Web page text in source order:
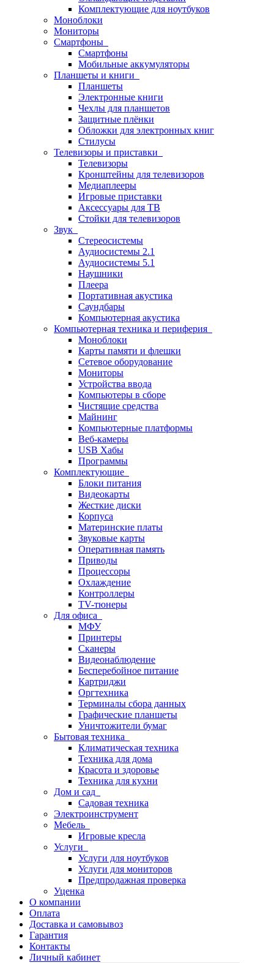
Комплектующие для ноутбуков
Моноблоки
Мониторы
Смартфоны
Смартфоны
Мобильные аккумуляторы
Планшеты и книги
Планшеты
Электронные книги
Чехлы для планшетов
Защитные плёнки
Обложки для электронных книг
Стилусы
Телевизоры и приставки
Телевизоры
Кронштейны для телевизоров
Медиаплееры
Игровые приставки
Аксессуары для ТВ
Стойки для телевизоров
Звук
Стереосистемы
Аудиосистемы 2.1
Аудиосистемы 5.1
Наушники
Плеера
Портативная акустика
Саундбары
Компьютерная акустика
Компьютерная техника и периферия
Моноблоки
Карты памяти и флешки
Сетевое оборудование
Мониторы
Устройства ввода
Компьютеры в сборе
Чистящие средства
Майнинг
Компьютерные платформы
Веб-камеры
USB Хабы
Программы
Комплектующие
Блоки питания
Видеокарты
Жесткие диски
Корпуса
Материнские платы
Звуковые карты
Оперативная память
Приводы
Процессоры
Охлаждение
Контроллеры
TV-тюнеры
Для офиса
МФУ
Принтеры
Сканеры
Видеонаблюдение
Бесперебойное питание
Картриджи
Оргтехника
Терминалы сбора данных
Графические планшеты
Уничтожители бумаг
Бытовая техника
Климатическая техника
Техника для дома
Красота и здоровье
Техника для кухни
Дом и сад
Садовая техника
Электроинструмент
Мебель
Игровые кресла
Услуги
Услуги для ноутбуков
Услуги для мониторов
Предпродажная проверка
Уценка
О компании
Оплата
Доставка и самовывоз
Гарантия
Контакты
Личный кабинет